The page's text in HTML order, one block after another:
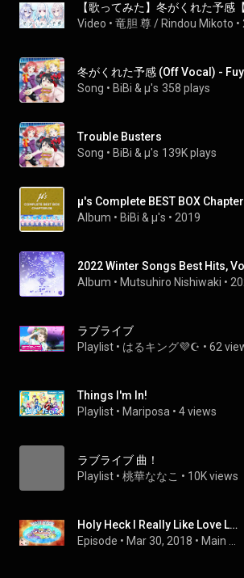
Video • 竜胆 尊 / Rindou Mikoto •
Song • BiBi & μ's 358 plays
Trouble Busters
Song • BiBi & μ's 139K plays
μ's Complete BEST BOX
Album • BiBi & μ's • 2019
Album • Mutsuhiro Nishiwaki •
ラブライブ
Playlist • はるキング💜☪️ • 62
Things I'm In!
Playlist • Mariposa • 4 views
ラブライブ 曲！
Playlist • 桃華ななこ • 10K views
Holy Heck I Really Like Love Live 39: Fuyu ga Kureta Yokan and Trouble Busters ft. CatPianoClassics!
Episode • Mar 30, 2018 •